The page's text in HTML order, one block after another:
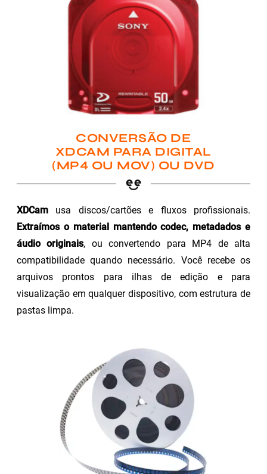
CONVERSÃO DE
XDCAM PARA DIGITAL
(MP4 OU MOV) OU DVD
XDCam usa discos/cartões e fluxos profissionais.
Extraímos o material mantendo codec, metadados e
áudio originais, ou convertendo para MP4 de alta
compatibilidade quando necessário. Você recebe os
arquivos prontos para ilhas de edição e para
visualização em qualquer dispositivo, com estrutura de
pastas limpa.